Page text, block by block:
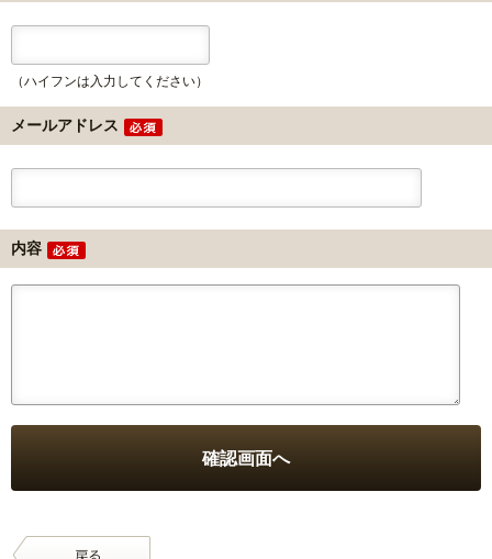
（ハイフンは入力してください）
メールアドレス
内容